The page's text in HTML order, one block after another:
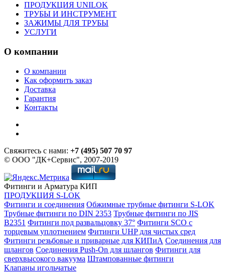
ПРОДУКЦИЯ UNILOK
ТРУБЫ И ИНСТРУМЕНТ
ЗАЖИМЫ ДЛЯ ТРУБЫ
УСЛУГИ
О компании
О компании
Как оформить заказ
Доставка
Гарантия
Контакты
Свяжитесь с нами: +7 (495) 507 70 97
© ООО "ДК+Сервис", 2007-2019
Фитинги и Арматура КИП
ПРОДУКЦИЯ S-LOK
Фитинги и соединения Обжимные трубные фитинги S-LOK
Трубные фитинги по DIN 2353 Трубные фитинги по JIS
B2351 Фитинги под развальцовку 37° Фитинги SCO с
торцевым уплотнением Фитинги UHP для чистых сред
Фитинги резьбовые и приварные для КИПиА Соединения для
шлангов Соединения Push-On для шлангов Фитинги для
сверхвысокого вакуума Штампованные фитинги
Клапаны игольчатые